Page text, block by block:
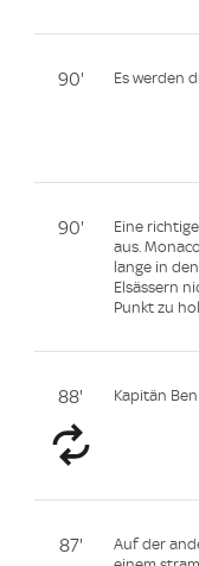
90' Es werden
90'
Eine
aus.
lange in
Elsässern
Punkt zu
88' Kapitän
87'
Auf der